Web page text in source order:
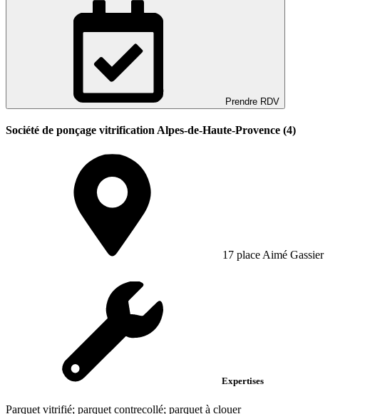
Prendre RDV
Société de ponçage vitrification Alpes-de-Haute-Provence (4)
17 place Aimé Gassier
Expertises
Parquet vitrifié; parquet contrecollé; parquet à clouer